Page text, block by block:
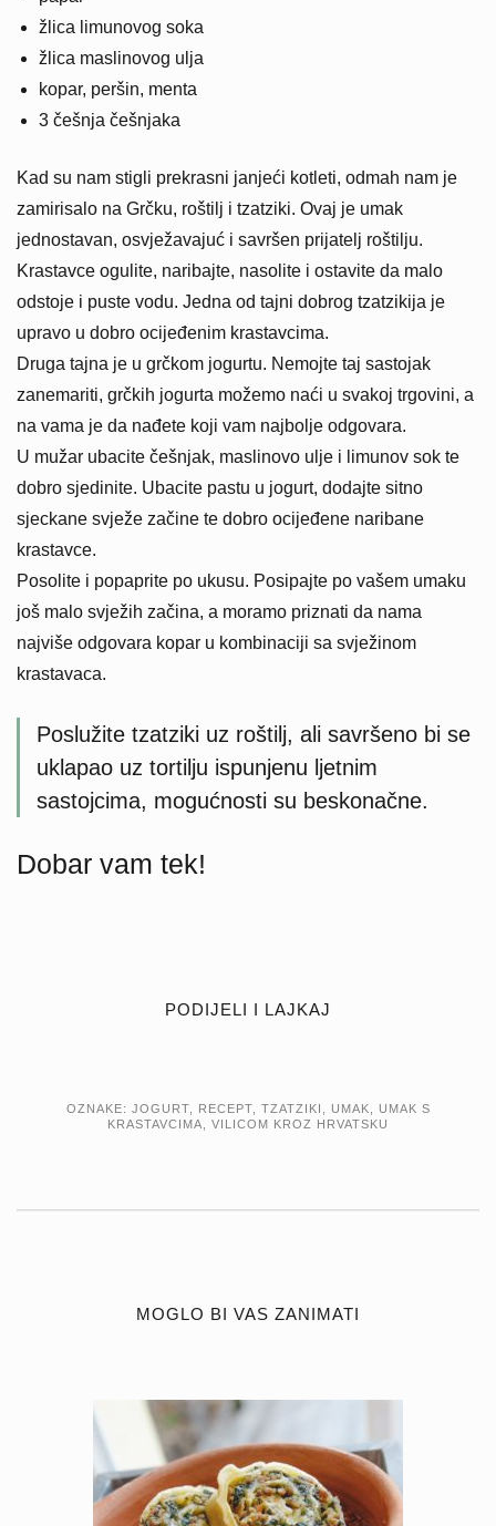
žlica limunovog soka
žlica maslinovog ulja
kopar, peršin, menta
3 češnja češnjaka
Kad su nam stigli prekrasni janjeći kotleti, odmah nam je
zamirisalo na Grčku, roštilj i tzatziki. Ovaj je umak
jednostavan, osvježavajuć i savršen prijatelj roštilju.
Krastavce ogulite, naribajte, nasolite i ostavite da malo
odstoje i puste vodu. Jedna od tajni dobrog tzatzikija je
upravo u dobro ocijeđenim krastavcima.
Druga tajna je u grčkom jogurtu. Nemojte taj sastojak
zanemariti, grčkih jogurta možemo naći u svakoj trgovini, a
na vama je da nađete koji vam najbolje odgovara.
U mužar ubacite češnjak, maslinovo ulje i limunov sok te
dobro sjedinite. Ubacite pastu u jogurt, dodajte sitno
sjeckane svježe začine te dobro ocijeđene naribane
krastavce.
Posolite i popaprite po ukusu. Posipajte po vašem umaku
još malo svježih začina, a moramo priznati da nama
najviše odgovara kopar u kombinaciji sa svježinom
krastavaca.
Poslužite tzatziki uz roštilj, ali savršeno bi se
uklapao uz tortilju ispunjenu ljetnim
sastojcima, mogućnosti su beskonačne.
Dobar vam tek!
PODIJELI I LAJKAJ
OZNAKE: JOGURT, RECEPT, TZATZIKI UMAK
UMAK S
KRASTAVCIMA
VILICOM KROZ HRVATSKU
MOGLO BI VAS ZANIMATI